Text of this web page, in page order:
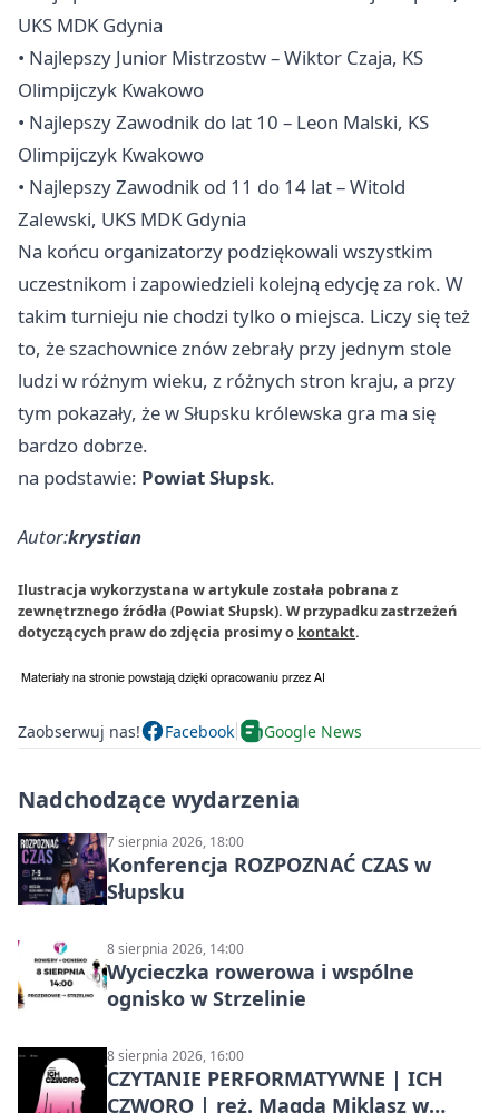
UKS MDK Gdynia
• Najlepszy Junior Mistrzostw – Wiktor Czaja, KS
Olimpijczyk Kwakowo
• Najlepszy Zawodnik do lat 10 – Leon Malski, KS
Olimpijczyk Kwakowo
• Najlepszy Zawodnik od 11 do 14 lat – Witold
Zalewski, UKS MDK Gdynia
Na końcu organizatorzy podziękowali wszystkim
uczestnikom i zapowiedzieli kolejną edycję za rok. W
takim turnieju nie chodzi tylko o miejsca. Liczy się też
to, że szachownice znów zebrały przy jednym stole
ludzi w różnym wieku, z różnych stron kraju, a przy
tym pokazały, że w Słupsku królewska gra ma się
bardzo dobrze.
na podstawie: Powiat Słupsk.
Autor:krystian
Ilustracja wykorzystana w artykule została pobrana z
zewnętrznego źródła (Powiat Słupsk). W przypadku zastrzeżeń
dotyczących praw do zdjęcia prosimy o kontakt.
Zaobserwuj nas! Facebook Google News
Nadchodzące wydarzenia
7 sierpnia 2026, 18:00
Konferencja ROZPOZNAĆ CZAS w
Słupsku
8 sierpnia 2026, 14:00
Wycieczka rowerowa i wspólne
ognisko w Strzelinie
8 sierpnia 2026, 16:00
CZYTANIE PERFORMATYWNE | ICH
CZWORO | reż. Magda Miklasz w